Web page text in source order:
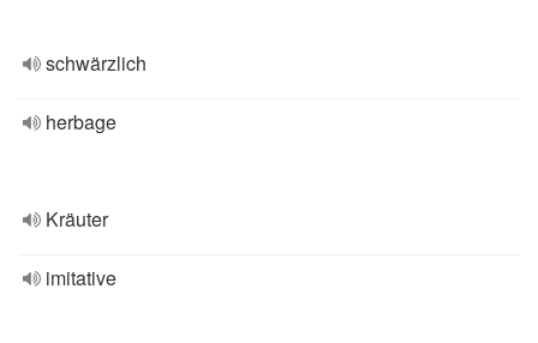
schwärzlich
herbage
Kräuter
imitative